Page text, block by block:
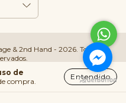
de
compra.
Entendido
& 2nd Hand - 2026. Todos los